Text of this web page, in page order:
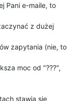
Pani e-maile, to
z dużej
zapytania (nie, to
moc od "???",
stawia sie